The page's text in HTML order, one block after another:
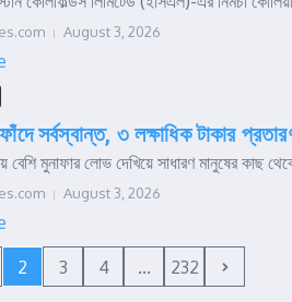
August 3, 2026
সর্বস্বান্ত, ৩ লক্ষাধিক টাকার
বেশি মুনাফার লোভ দেখিয়ে সাধারণ মানুষের কাছ
August 3, 2026
2 3 4 ... 232